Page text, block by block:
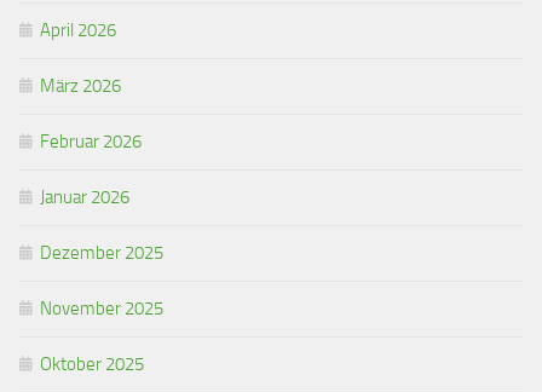
April 2026
März 2026
Februar 2026
Januar 2026
Dezember 2025
November 2025
Oktober 2025